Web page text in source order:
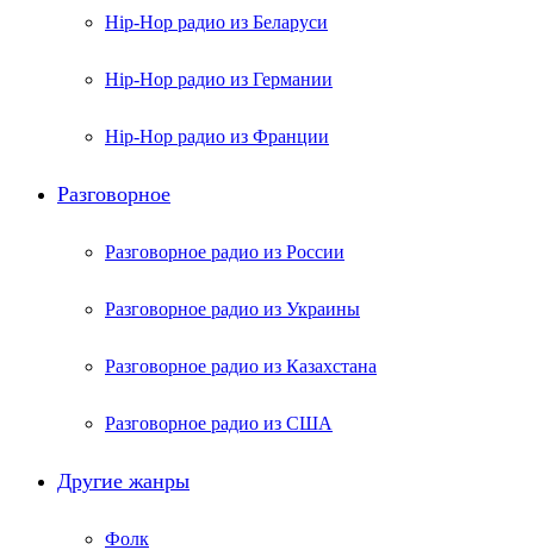
Hip-Hop радио из Беларуси
Hip-Hop радио из Германии
Hip-Hop радио из Франции
Разговорное
Разговорное радио из России
Разговорное радио из Украины
Разговорное радио из Казахстана
Разговорное радио из США
Другие жанры
Фолк